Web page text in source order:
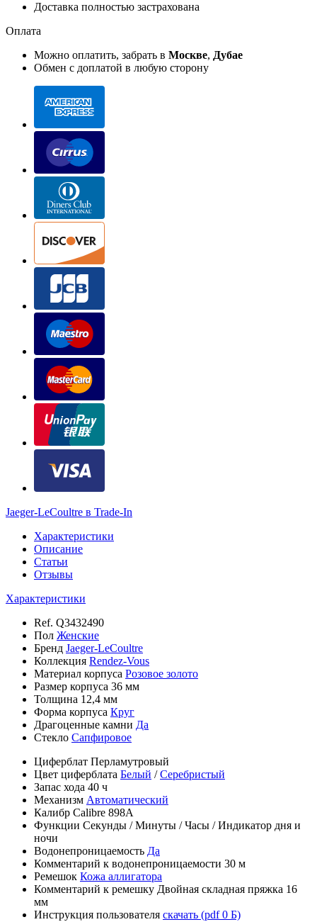
Доставка полностью застрахована
Оплата
Можно оплатить, забрать в Москве, Дубае
Обмен с доплатой в любую сторону
Jaeger-LeCoultre в Trade-In
Характеристики
Описание
Статьи
Отзывы
Характеристики
Ref. Q3432490
Пол Женские
Бренд Jaeger-LeCoultre
Коллекция Rendez-Vous
Материал корпуса Розовое золото
Размер корпуса 36 мм
Толщина 12,4 мм
Форма корпуса Круг
Драгоценные камни Да
Стекло Сапфировое
Циферблат Перламутровый
Цвет циферблата Белый /Серебристый
Запас хода 40 ч
Механизм Автоматический
Калибр Calibre 898A
Функции Секунды /Минуты /Часы /Индикатор дня и
ночи
Водонепроницаемость Да
Комментарий к водонепроницаемости 30 м
Ремешок Кожа аллигатора
Комментарий к ремешку Двойная складная пряжка 16
мм
Инструкция пользователя скачать (pdf 0 Б)